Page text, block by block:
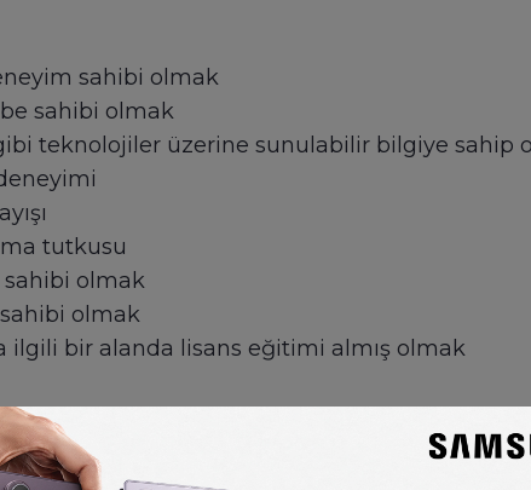
sahibi olmak
sahibi olmak
teknolojiler üzerine sunulabilir bilgiye sahip
tutkusu
sahibi olmak
olmak
bir alanda lisans eğitimi almış olmak